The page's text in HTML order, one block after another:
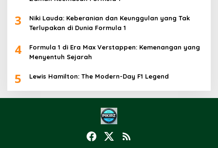
3
Niki Lauda: Keberanian dan Keunggulan yang Tak
Terlupakan di Dunia Formula 1
4
Formula 1 di Era Max Verstappen: Kemenangan yang
Menyentuh Sejarah
5 Lewis Hamilton: The Modern-Day F1 Legend